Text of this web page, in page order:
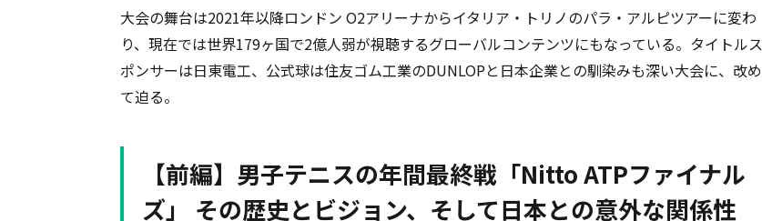
大会の舞台は2021年以降ロンドン O2アリーナからイタリア・トリノのパラ・アルピツアーに変わ
り、現在では世界179ヶ国で2億人弱が視聴するグローバルコンテンツにもなっている。タイトルス
ポンサーは日東電工、公式球は住友ゴム工業のDUNLOPと日本企業との馴染みも深い大会に、改め
て迫る。
【前編】男子テニスの年間最終戦「Nitto ATPファイナル
ズ」 その歴史とビジョン、そして日本との意外な関係性